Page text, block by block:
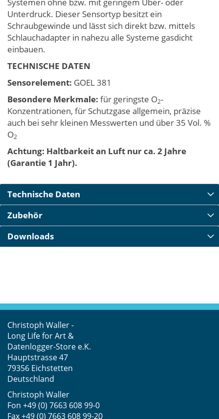
Unterdruck. Dieser Sensortyp besitzt ein
Schraubgewinde und lässt sich direkt bzw. mittels
Schlauchadapter in nahezu alle Systeme gasdicht
einbauen.
TECHNISCHE DATEN
Sensorelement: GOEL 381
Besondere Merkmale: für geringste O2-
Konzentrationen, für Schutzgase allgemein, präzise
auch bei sehr kleinen Messwerten und über 35 Vol. %
O2
Achtung: Haltbarkeit an Luft nur ca. 2 Jahre
(Garantie 1 Jahr).
Technische Daten
Zubehör
Downloads
Christoph Waller -
Long Life for Art &
Datenlogger-Store e.K.
Hauptstrasse 47
79356 Eichstetten
Deutschland
Christoph Waller
Fon +49 (0) 7663 608 99-0
Fax +49 (0) 7663 608 99-20